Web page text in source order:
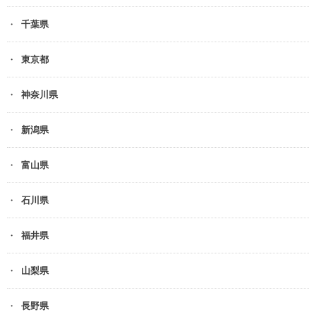
千葉県
東京都
神奈川県
新潟県
富山県
石川県
福井県
山梨県
長野県